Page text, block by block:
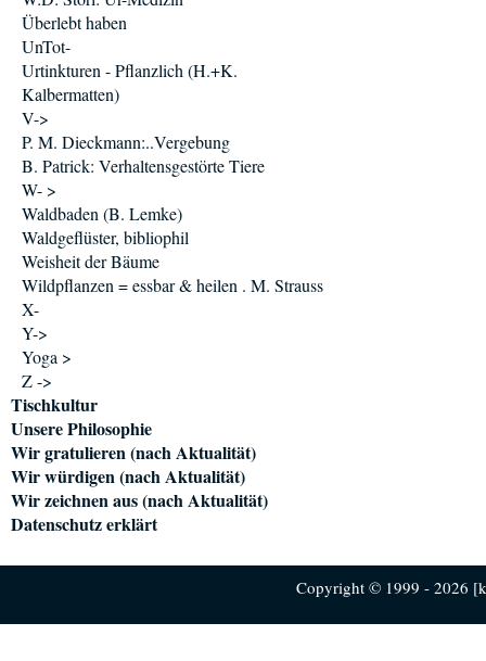
Überlebt haben
UnTot-
Urtinkturen - Pflanzlich (H.+K.
Kalbermatten)
V->
P. M. Dieckmann:..Vergebung
B. Patrick: Verhaltensgestörte Tiere
W- >
Waldbaden (B. Lemke)
Waldgeflüster, bibliophil
Weisheit der Bäume
Wildpflanzen = essbar & heilen . M. Strauss
X-
Y->
Yoga >
Z ->
Tischkultur
Unsere Philosophie
Wir gratulieren (nach Aktualität)
Wir würdigen (nach Aktualität)
Wir zeichnen aus (nach Aktualität)
Datenschutz erklärt
Copyright © 1999 - 2026